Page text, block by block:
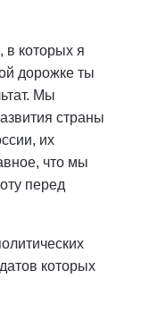
в которых я
дорожке ты
Мы
страны
их
что мы
перед
которых